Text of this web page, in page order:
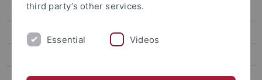
attempto online
Newsletter Uni Tübingen aktuell
Publikationen
third party’s other services.
Essential Videos